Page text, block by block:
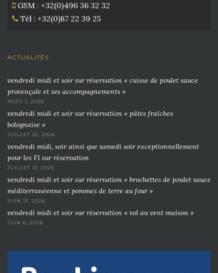
GSM : +32(0)496 36 32 32
Tél : +32(0)87 22 39 25
ACTUALITÉS
vendredi midi et soir sur réservation « cuisse de poulet sauce
provençale et ses accompagnements »
AOÛT 1, 2026
vendredi midi et soir sur réservation « pâtes fraîches
bolognaise »
JUILLET 25, 2026
vendredi midi, soir ainsi que samedi soir exceptionnellement
pour les F1 sur réservation
JUILLET 13, 2026
vendredi midi et soir sur réservation « brochettes de poulet sauce
méditerranéenne et pommes de terre au four »
JUIN 13, 2026
vendredi midi et soir sur réservation « vol au vent maison »
JUIN 6, 2026